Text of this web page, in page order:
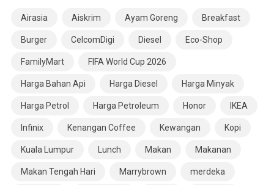
Airasia Aiskrim Ayam Goreng Breakfast
Burger CelcomDigi Diesel Eco-Shop
FamilyMart FIFA World Cup 2026
Harga Bahan Api Harga Diesel Harga Minyak
Harga Petrol Harga Petroleum Honor IKEA
Infinix Kenangan Coffee Kewangan Kopi
Kuala Lumpur Lunch Makan Makanan
Makan Tengah Hari Marrybrown merdeka